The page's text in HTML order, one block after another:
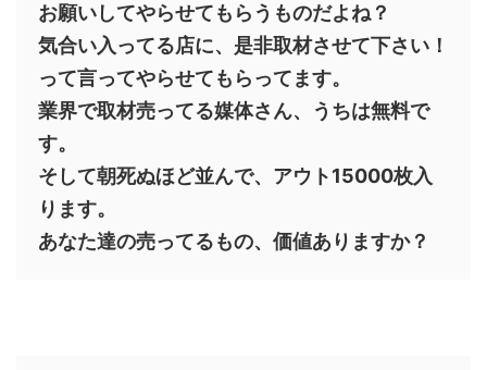
お願いしてやらせてもらうものだよね？
気合い入ってる店に、是非取材させて下さい！
って言ってやらせてもらってます。
業界で取材売ってる媒体さん、うちは無料で
す。
そして朝死ぬほど並んで、アウト15000枚入
ります。
あなた達の売ってるもの、価値ありますか？